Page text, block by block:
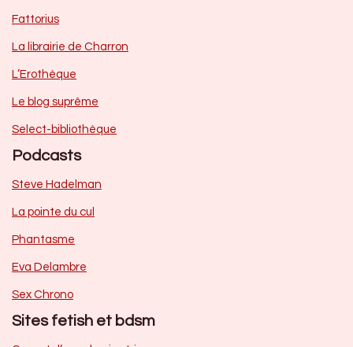
Fattorius
La librairie de Charron
L’Erothèque
Le blog suprême
Select-bibliothèque
Podcasts
Steve Hadelman
La pointe du cul
Phantasme
Eva Delambre
Sex Chrono
Sites fetish et bdsm